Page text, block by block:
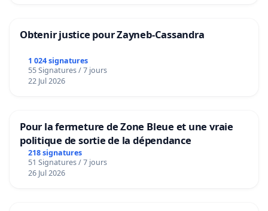
Obtenir justice pour Zayneb-Cassandra
1 024 signatures
55 Signatures / 7 jours
22 Jul 2026
Pour la fermeture de Zone Bleue et une vraie
politique de sortie de la dépendance
218 signatures
51 Signatures / 7 jours
26 Jul 2026